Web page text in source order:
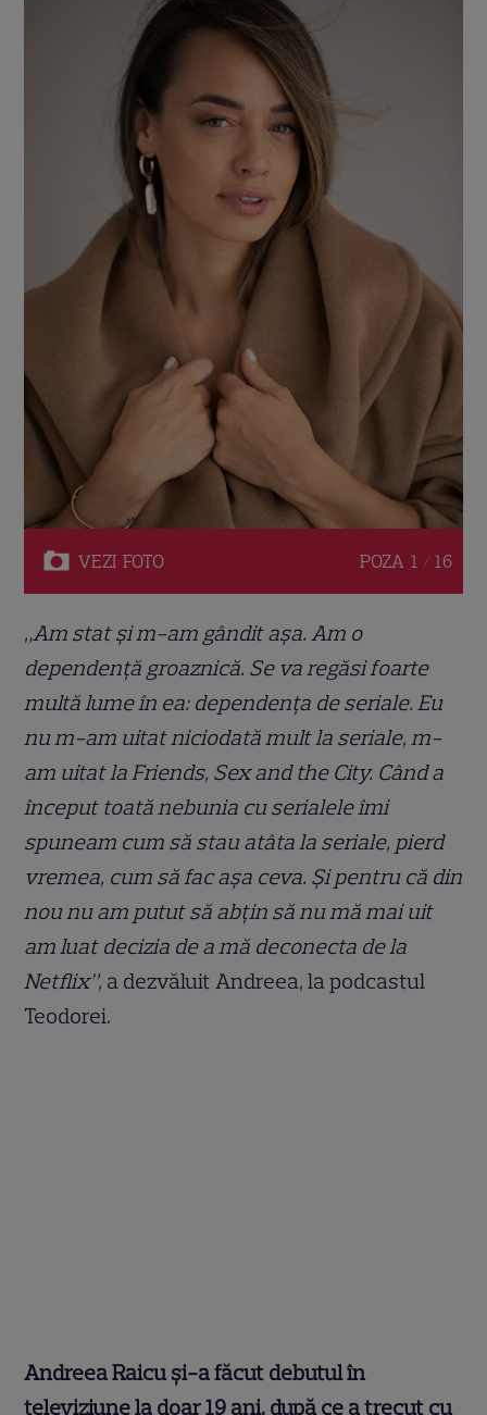
VEZI FOTO POZA 1 / 16
„Am stat și m-am gândit așa. Am o
dependență groaznică. Se va regăsi foarte
multă lume în ea: dependența de seriale. Eu
nu m-am uitat niciodată mult la seriale, m-
am uitat la Friends, Sex and the City. Când a
început toată nebunia cu serialele îmi
spuneam cum să stau atâta la seriale, pierd
vremea, cum să fac așa ceva. Și pentru că din
nou nu am putut să abțin să nu mă mai uit
am luat decizia de a mă deconecta de la
Netflix”, a dezvăluit Andreea, la podcastul
Teodorei.
Andreea Raicu și-a făcut debutul în
televiziune la doar 19 ani, după ce a trecut cu